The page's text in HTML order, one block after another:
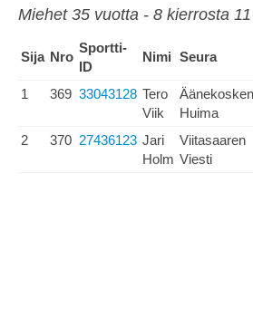
Miehet 35 vuotta - 8 kierrosta
Sija Nro
Sportti-
ID
Nimi Seura
1 369 33043128 Tero
Viik
Äänekosken
Huima
2 370 27436123 Jari
Holm
Viitasaaren
Viesti